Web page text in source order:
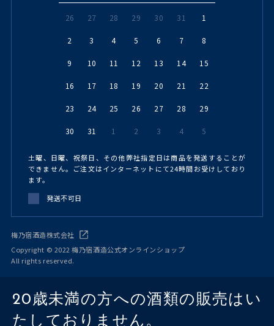
26 27 28 29 30 31 1
2 3 4 5 6 7 8
9 10 11 12 13 14 15
16 17 18 19 20 21 22
23 24 25 26 27 28 29
30 31 1 2 3 4 5
土曜、日曜、祝祭日、その他弊社指定日は商品を発送することが
できません。ご注文はインターネットにて24時間お受けしており
ます。
発送不可日
梅乃宿酒造株式会社
Copyright © 2022 梅乃宿酒造公式オンラインショップ
All rights reserved.
20歳未満の方への酒類の販売はい
たしておりません。